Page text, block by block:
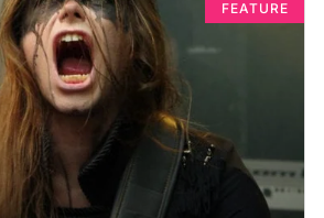
FEATURE